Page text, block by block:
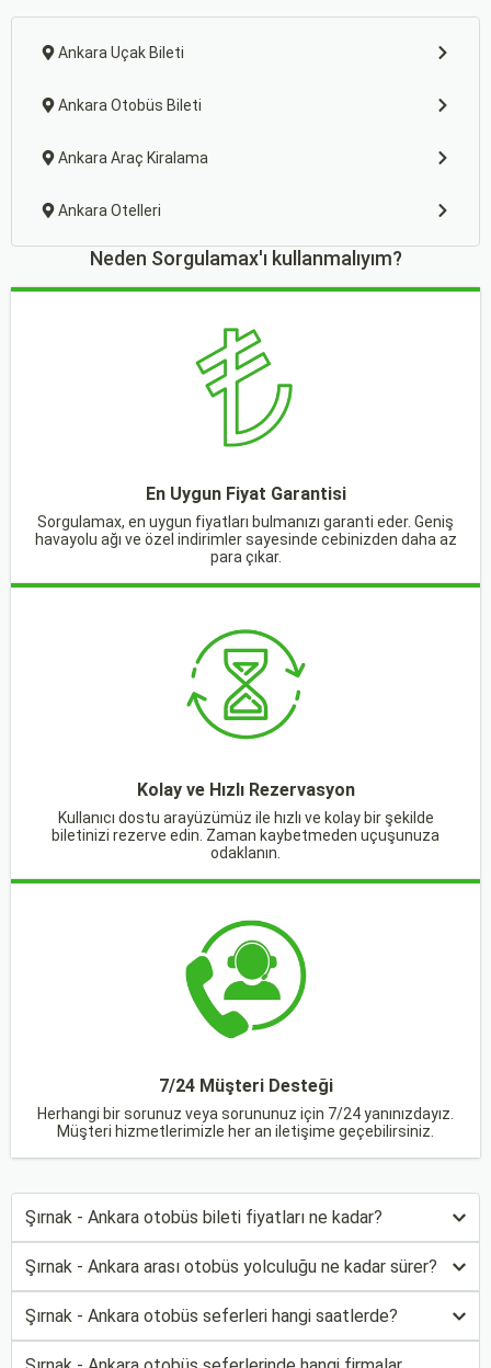
Ankara Uçak Bileti
Ankara Otobüs Bileti
Ankara Araç Kiralama
Ankara Otelleri
Neden Sorgulamax'ı kullanmalıyım?
En Uygun Fiyat Garantisi
Sorgulamax, en uygun fiyatları bulmanızı garanti eder. Geniş
havayolu ağı ve özel indirimler sayesinde cebinizden daha az
para çıkar.
Kolay ve Hızlı Rezervasyon
Kullanıcı dostu arayüzümüz ile hızlı ve kolay bir şekilde
biletinizi rezerve edin. Zaman kaybetmeden uçuşunuza
odaklanın.
7/24 Müşteri Desteği
Herhangi bir sorunuz veya sorununuz için 7/24 yanınızdayız.
Müşteri hizmetlerimizle her an iletişime geçebilirsiniz.
Şırnak - Ankara otobüs bileti fiyatları ne kadar?
Şırnak - Ankara arası otobüs yolculuğu ne kadar sürer?
Şırnak - Ankara otobüs seferleri hangi saatlerde?